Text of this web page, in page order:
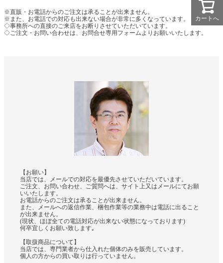
※直販・お電話からのご注文は承ることが出来ません。
※また、お電話での対応も出来ない場合が非常に多くなっています。
◇事務所への直接のご来店をお断りさせていただいています。
◇ご注文・お問い合わせは、お問合せ専用フォームよりお願いいたします。
【お願い】
当店では、メールでの対応を最優先させていただいています。
ご注文、お問い合わせ、ご質問へは、サイト上又はメールにてお願
いいたします。
お電話からのご注文は承ることが出来ません。
また、メールへの返信作業、梱包作業等の業務中は電話に出ること
が出来ません。
(現状、ほぼ全ての電話対応が出来ない状態になっております)
何卒宜しくお願い致します｡
【取扱商品について】
当店では、専門業者から仕入れた個体のみを販売しています。
個人の方からの買い取りは行っていません。
カートへ